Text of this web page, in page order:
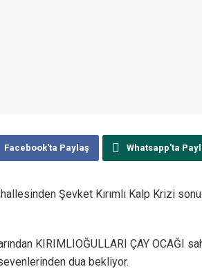
Facebook'ta Paylaş Whatsapp'ta
Şevket Kırımlı Kalp Krizi
KIRIMLIOĞULLARI ÇAY OCAĞI
dua bekliyor.